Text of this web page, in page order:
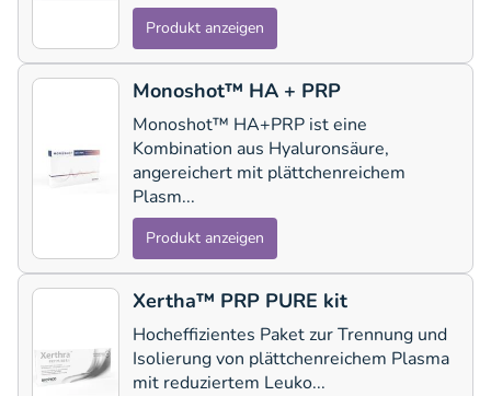
Produkt anzeigen
Monoshot™ HA + PRP
Monoshot™ HA+PRP ist eine
Kombination aus Hyaluronsäure,
angereichert mit plättchenreichem
Plasm...
Produkt anzeigen
Xertha™ PRP PURE kit
Hocheffizientes Paket zur Trennung und
Isolierung von plättchenreichem Plasma
mit reduziertem Leuko...